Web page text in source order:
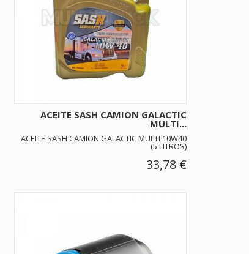
ACEITE SASH CAMION GALACTIC
MULTI...
ACEITE SASH CAMION GALACTIC MULTI 10W40
(5 LITROS)
33,78 €